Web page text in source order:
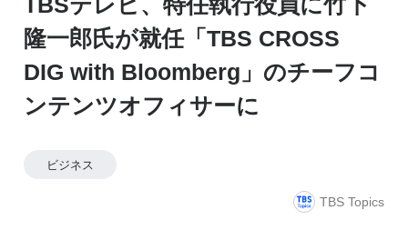
隆一郎氏が就任「TBS CROSS
DIG with Bloomberg」のチーフコ
ンテンツオフィサーに
ビジネス
TBS Topics